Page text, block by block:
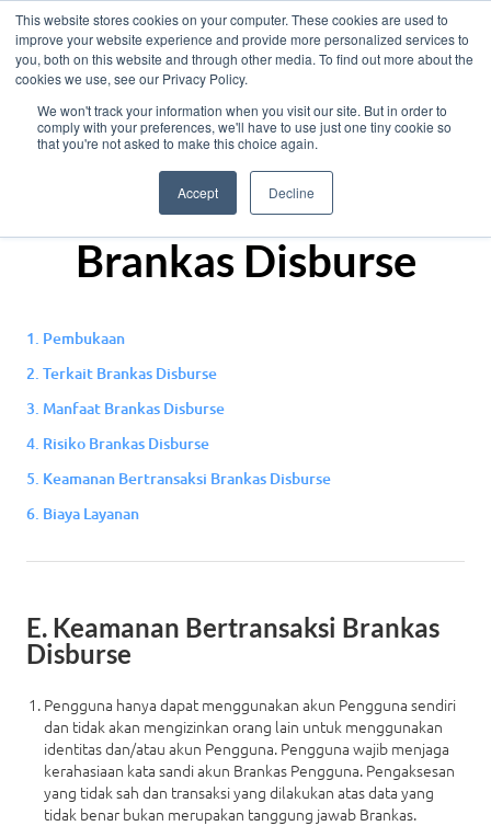
This website stores cookies on your computer. These cookies are used to
improve your website experience and provide more personalized services to
you, both on this website and through other media. To find out more about the
cookies we use, see our Privacy Policy.
We won't track your information when you visit our site. But in order to
comply with your preferences, we'll have to use just one tiny cookie so
that you're not asked to make this choice again.
Accept Decline
Informasi Manfaat
dan Risiko Produk
Brankas Disburse
1. Pembukaan
2. Terkait Brankas Disburse
3. Manfaat Brankas Disburse
4. Risiko Brankas Disburse
5. Keamanan Bertransaksi Brankas Disburse
6. Biaya Layanan
E. Keamanan Bertransaksi Brankas
Disburse
Pengguna hanya dapat menggunakan akun Pengguna sendiri
dan tidak akan mengizinkan orang lain untuk menggunakan
identitas dan/atau akun Pengguna. Pengguna wajib menjaga
kerahasiaan kata sandi akun Brankas Pengguna. Pengaksesan
yang tidak sah dan transaksi yang dilakukan atas data yang
tidak benar bukan merupakan tanggung jawab Brankas.